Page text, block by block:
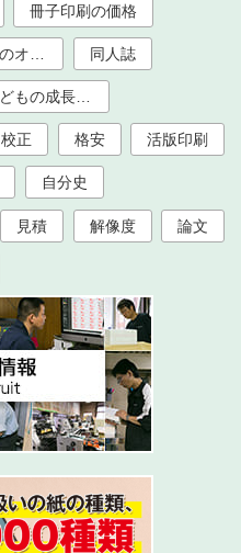
冊子印刷の価格
同人誌
校正 格安 活版印刷
自分史
見積 解像度 論文